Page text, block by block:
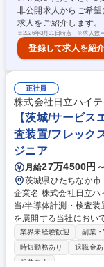
を支える業務です。 募集職種 【筑波/製造技能職】機械部品やサーボモー
タ部品の加工・検査
非公開求人からご希望
求人をご紹介します。
※2026年3月31日時点 ※求人数
登録して求人を紹
正社員
株式会社日立ハイテ
【茨城/サービス
査装置/フレック
ジニア
月給27万4500円
茨城県ひたちなか市
企業名 株式会社日立ハイテク 求人名 【茨城/サービスエン
当/半導体計測・検査装置/フレックス
を展開する当社におい
地法人向けサービス支
における装置稼働支援・保守・
の日立ハイテクグルー
業界未経験歓迎 副業
時短勤務あり
退職金あ
服装自由